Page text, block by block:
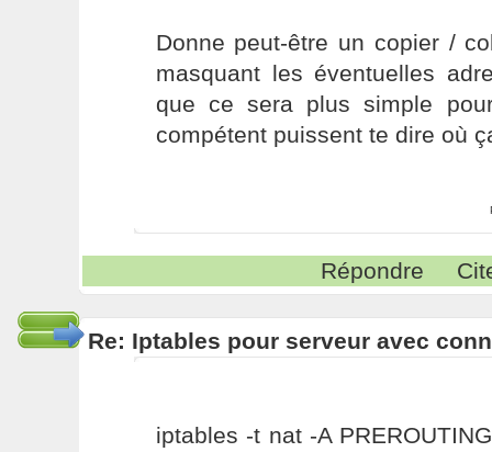
Donne peut-être un copier /
masquant les éventuelles
que ce sera plus simple
compétent puissent te dire où
Répondre
Re: Iptables pour serveur avec
iptables -t nat -A